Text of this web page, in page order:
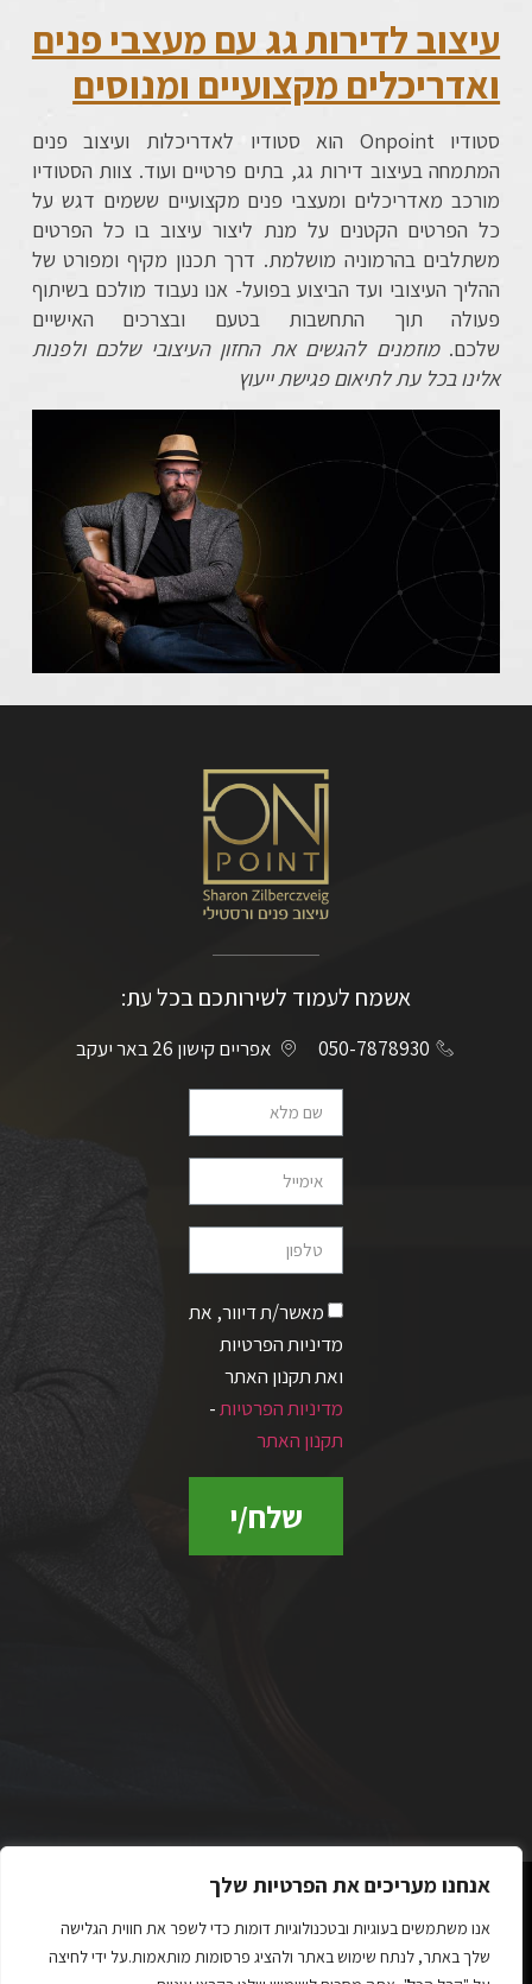
אנחנו מעריכים את הפרטיות שלך
אנו משתמשים בעוגיות ובטכנולוגיות דומות כדי לשפר את חווית הגלישה
שלך באתר, לנתח שימוש באתר ולהציג פרסומות מותאמות.על ידי לחיצה
עיצוב לדירות גג עם מעצבי פנים
ואדריכלים מקצועיים ומנוסים
סטודיו Onpoint הוא סטודיו לאדריכלות ועיצוב פנים
המתמחה בעיצוב דירות גג, בתים פרטיים ועוד. צוות הסטודיו
מורכב מאדריכלים ומעצבי פנים מקצועיים ששמים דגש על
כל הפרטים הקטנים על מנת ליצור עיצוב בו כל הפרטים
משתלבים בהרמוניה מושלמת. דרך תכנון מקיף ומפורט של
ההליך העיצובי ועד הביצוע בפועל- אנו נעבוד מולכם בשיתוף
פעולה תוך התחשבות בטעם ובצרכים האישיים
שלכם.מוזמנים להגשים את החזון העיצובי שלכם ולפנות
אלינו בכל עת לתיאום פגישת ייעוץ
אשמח לעמוד לשירותכם בכל עת:
050-7878930 אפריים קישון 26 באר יעקב
מאשר/ת דיוור, את
מדיניות הפרטיות
ואת תקנון האתר
מדיניות הפרטיות-
תקנון האתר
שלח/י
כל הזכויות שמורות לשרון זילברצוויג 2023 ©